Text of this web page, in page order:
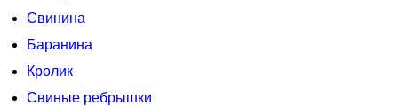
Свинина
Баранина
Кролик
Свиные ребрышки